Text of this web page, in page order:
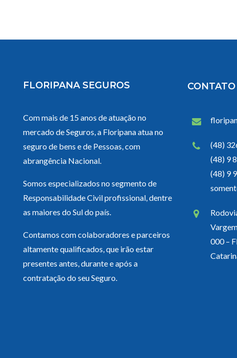
FLORIPANA SEGUROS
Com mais de 15 anos de atuação no
mercado de Seguros, a Floripana atua no
seguro de bens e de Pessoas, com
abrangência Nacional.
Somos especializados no segmento de
Responsabilidade Civil profissional, dentre
as maiores do Sul do país.
Contamos com colaboradores e parceiros
altamente qualificados, que irão estar
presentes antes, durante e após a
contratação do seu Seguro.
CONTATO
(48)
(48) 9
(48) 9
000 –